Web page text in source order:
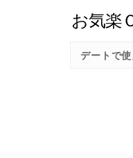
デートで